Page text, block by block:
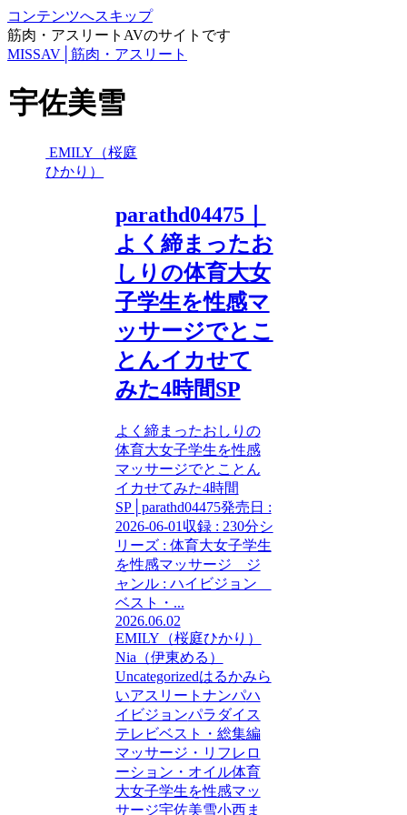
コンテンツへスキップ
筋肉・アスリートAVのサイトです
MISSAV│筋肉・アスリート
宇佐美雪
EMILY（桜庭
ひかり）
parathd04475｜
よく締まったお
しりの体育大女
子学生を性感マ
ッサージでとこ
とんイカせて
みた4時間SP
よく締まったおしりの
体育大女子学生を性感
マッサージでとことん
イカせてみた4時間
SP│parathd04475発売日 :
2026-06-01収録 : 230分シ
リーズ : 体育大女子学生
を性感マッサージ ジ
ャンル : ハイビジョン
ベスト・...
2026.06.02
EMILY（桜庭ひかり）
Nia（伊東める）
Uncategorizedはるかみら
いアスリート ナンパハ
イビジョンパラダイス
テレビベスト・総集編
マッサージ・リフレ ロ
ーション・オイル体育
大女子学生を性感マッ
サージ宇佐美雪小西ま